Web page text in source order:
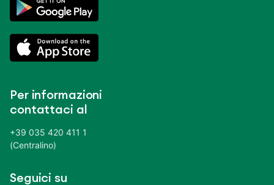
Per informazioni
contattaci al
+39 035 420 411 1
(Centralino)
Seguici su